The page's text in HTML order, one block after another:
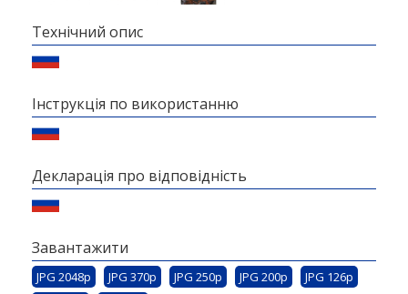
Технічний опис
Інструкція по використанню
Декларація про відповідність
Завантажити
JPG 2048p JPG 370p JPG 250p JPG 200p
JPG 126p